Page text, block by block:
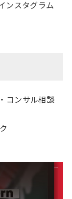
ンスタグラム
コンサル相談